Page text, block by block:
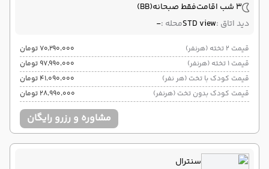
3 شب اقامت فقط صبحانه(BB)
دید اتاق :STD viewمحله :-
قیمت 2 تخته (هرنفر)
۷۰٬۲۹۰٬۰۰۰ تومان
قیمت 1 تخته (هرنفر)
۹۷٬۹۹۰٬۰۰۰ تومان
قیمت کودک با تخت (هر نفر)
۴۱٬۰۹۰٬۰۰۰ تومان
قیمت کودک بدون تخت (هرنفر)
۲۸٬۹۹۰٬۰۰۰ تومان
مشاوره و رزرو رایگان
سنترال